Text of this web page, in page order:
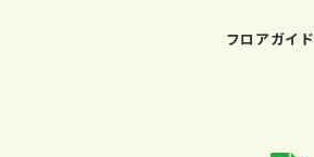
フロアガイド